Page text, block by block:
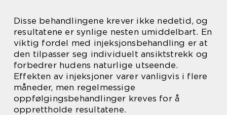
Disse behandlingene krever ikke nedetid, og
resultatene er synlige nesten umiddelbart. En
viktig fordel med injeksjonsbehandling er at
den tilpasser seg individuelt ansiktstrekk og
forbedrer hudens naturlige utseende.
Effekten av injeksjoner varer vanligvis i flere
måneder, men regelmessige
oppfølgingsbehandlinger kreves for å
opprettholde resultatene.